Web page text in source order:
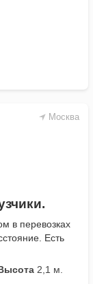
Москва
в перевозках
Есть
2,1 м.